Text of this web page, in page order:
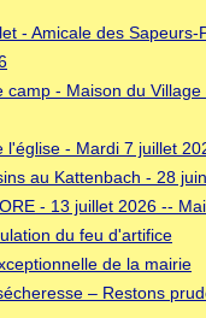
- Amicale des Sapeurs-
camp - Maison du Village
l'église - Mardi 7 juillet
au Kattenbach - 28
- 13 juillet 2026 --
du feu d'artifice
de la mairie
– Restons